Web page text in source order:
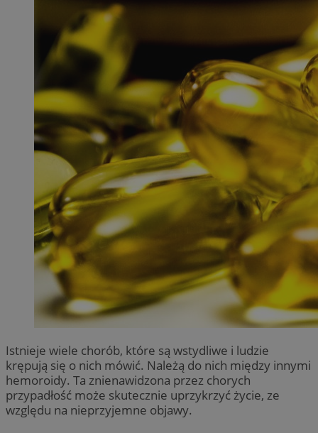
Istnieje wiele chorób, które są wstydliwe i ludzie
krępują się o nich mówić. Należą do nich między innymi
hemoroidy. Ta znienawidzona przez chorych
przypadłość może skutecznie uprzykrzyć życie, ze
względu na nieprzyjemne objawy.